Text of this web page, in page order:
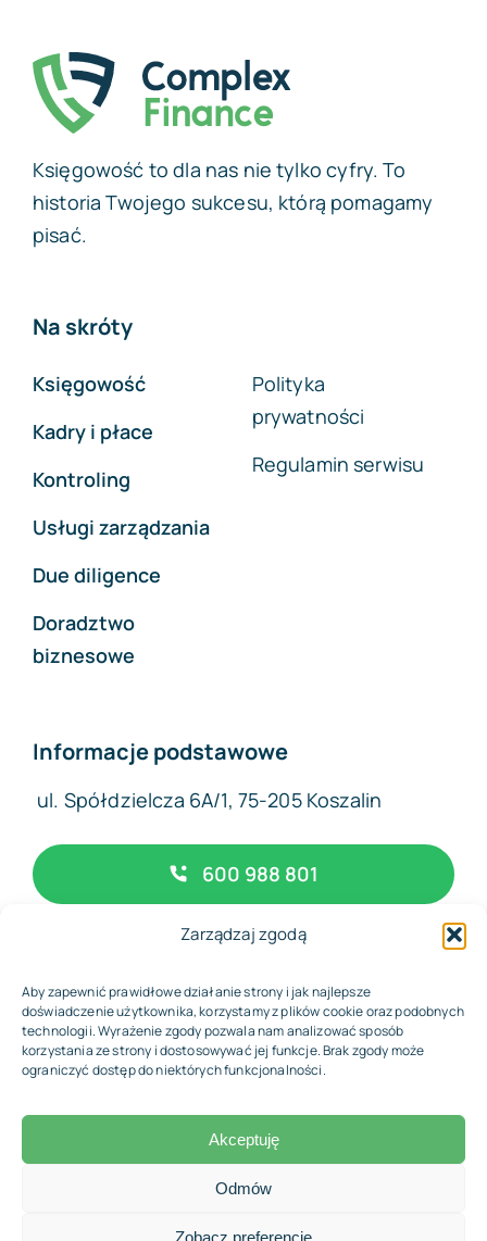
Zarządzaj zgodą
Aby zapewnić prawidłowe działanie strony i jak najlepsze
doświadczenie użytkownika, korzystamy z plików cookie oraz podobnych
technologii. Wyrażenie zgody pozwala nam analizować sposób
korzystania ze strony i dostosowywać jej funkcje. Brak zgody może
ograniczyć dostęp do niektórych funkcjonalności.
Akceptuję
Odmów
Zobacz preferencje
Księgowość to dla nas nie tylko cyfry. To
historia Twojego sukcesu, którą pomagamy
pisać.
Na skróty
Księgowość
Kadry i płace
Kontroling
Usługi zarządzania
Due diligence
Doradztwo
biznesowe
Polityka
prywatności
Regulamin serwisu
Informacje podstawowe
ul. Spółdzielcza 6A/1, 75-205 Koszalin
600 988 801
biuro@complexfinance.pl
© 2026 • Biuro Rachunkowe Complex Finance
Wróć do góry